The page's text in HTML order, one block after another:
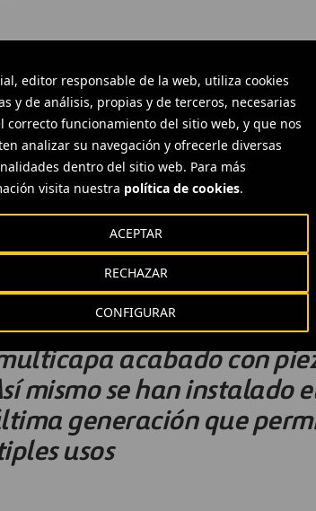
editor responsable de la web, utiliza cookies
y de análisis, propias y de terceros, necesarias
correcto funcionamiento del sitio web, y que nos
analizar su navegación y ofrecerle diversas
dentro del sitio web. Para más
visita nuestra política de cookies.
CONFIGURAR
RECHAZAR
ACEPTAR
VALENCIANA
para acoger exposiciones y en caso
El rector de la universidad, D. Vicente
«facilite la oferta cultural de Alfara del
de las instalaciones.
con materiales
y pavimentos de
de la
de los elementos
la cual se ha
acabado con
mismo se han instalado
generación que
usos